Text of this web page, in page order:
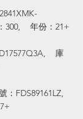
300,    年份：21+
庫
：FDS89161LZ,